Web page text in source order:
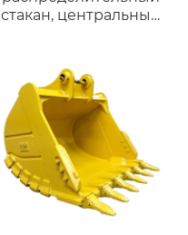
стакан, центральный
инженерные
аксессуары, масляный
распределительный
стакан Hitachi ZX60-5A,
центральный
трубопроводный
соединитель,
аксессуары для
инженерной техники.